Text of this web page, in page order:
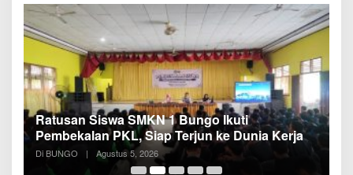
Ratusan Siswa SMKN 1 Bungo Ikuti
Pembekalan PKL, Siap Terjun ke Dunia Kerja
Di BUNGO | Agustus 5, 2026